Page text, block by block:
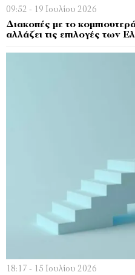
09:52 - 19 Ιουλίου 2026
Διακοπές με το
αλλάζει τις επιλογές των
18:17 - 15 Ιουλίου 2026